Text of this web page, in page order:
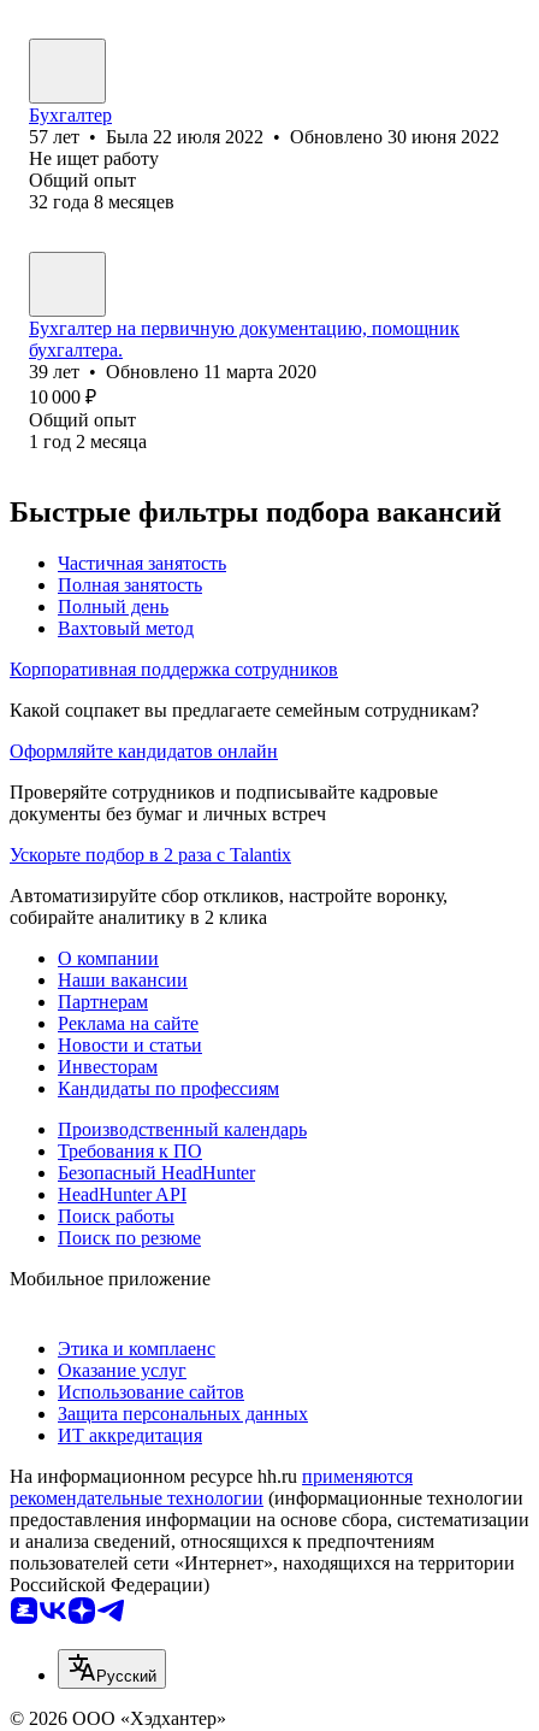
Бухгалтер
57 лет • Была 22 июля 2022 • Обновлено 30 июня 2022
Не ищет работу
Общий опыт
32 года 8 месяцев
Бухгалтер на первичную документацию, помощник
бухгалтера.
39 лет • Обновлено 11 марта 2020
10 000 ₽
Общий опыт
1 год 2 месяца
Быстрые фильтры подбора вакансий
Частичная занятость
Полная занятость
Полный день
Вахтовый метод
Корпоративная поддержка сотрудников
Какой соцпакет вы предлагаете семейным сотрудникам?
Оформляйте кандидатов онлайн
Проверяйте сотрудников и подписывайте кадровые
документы без бумаг и личных встреч
Ускорьте подбор в 2 раза с Talantix
Автоматизируйте сбор откликов, настройте воронку,
собирайте аналитику в 2 клика
О компании
Наши вакансии
Партнерам
Реклама на сайте
Новости и статьи
Инвесторам
Кандидаты по профессиям
Производственный календарь
Требования к ПО
Безопасный HeadHunter
HeadHunter API
Поиск работы
Поиск по резюме
Мобильное приложение
Этика и комплаенс
Оказание услуг
Использование сайтов
Защита персональных данных
ИТ аккредитация
На информационном ресурсе hh.ru применяются
рекомендательные технологии (информационные технологии
предоставления информации на основе сбора, систематизации
и анализа сведений, относящихся к предпочтениям
пользователей сети «Интернет», находящихся на территории
Российской Федерации)
Русский
© 2026 ООО «Хэдхантер»